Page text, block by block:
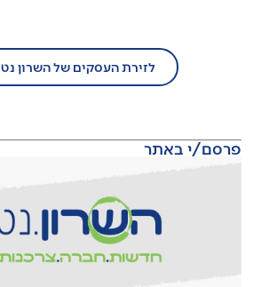
לזירת העסקים של השרון נט
פרסם/י באתר